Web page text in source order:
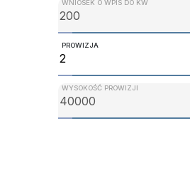
WNIOSEK O WPIS DO KW
PROWIZJA
WYSOKOŚĆ PROWIZJI